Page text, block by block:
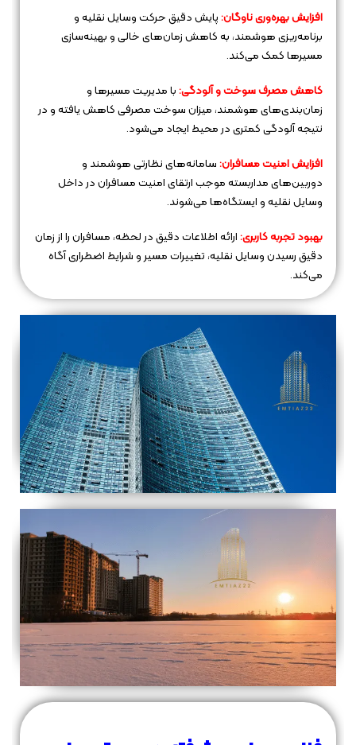
افزایش بهره‌وری ناوگان:پایش دقیق حرکت وسایل نقلیه و
برنامه‌ریزی هوشمند، به کاهش زمان‌های خالی و بهینه‌سازی
مسیرها کمک می‌کند.
کاهش مصرف سوخت و آلودگی:با مدیریت مسیرها و
زمان‌بندی‌های هوشمند، میزان سوخت مصرفی کاهش یافته و در
نتیجه آلودگی کمتری در محیط ایجاد می‌شود.
افزایش امنیت مسافران:سامانه‌های نظارتی هوشمند و
دوربین‌های مداربسته موجب ارتقای امنیت مسافران در داخل
وسایل نقلیه و ایستگاه‌ها می‌شوند.
بهبود تجربه کاربری:ارائه اطلاعات دقیق در لحظه، مسافران را از زمان
دقیق رسیدن وسایل نقلیه، تغییرات مسیر و شرایط اضطراری آگاه
می‌کند.